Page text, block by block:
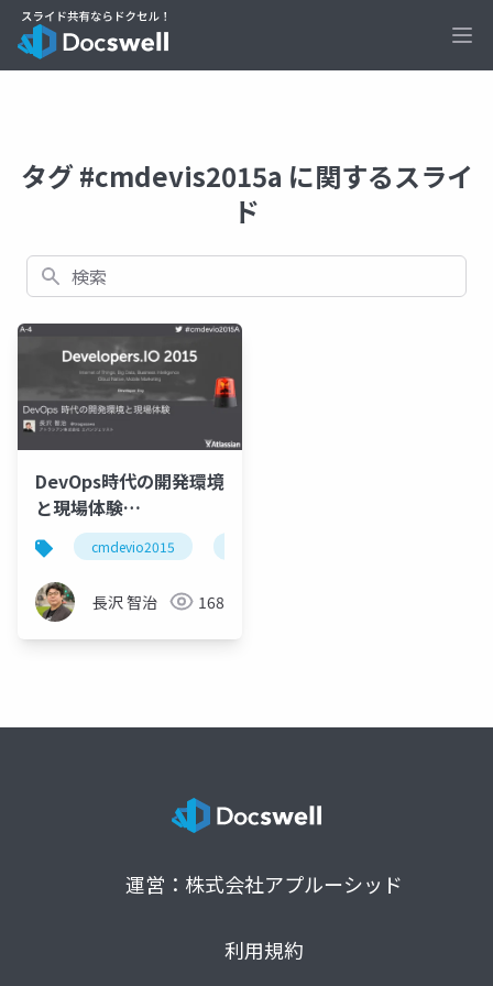
タグ #cmdevis2015a に関するスライ
ド
検索
DevOps時代の開発環境
と現場体験
[#cmdevio2015]
cmdevio2015
長沢 智治 168
運営：株式会社アプルーシッド
利用規約